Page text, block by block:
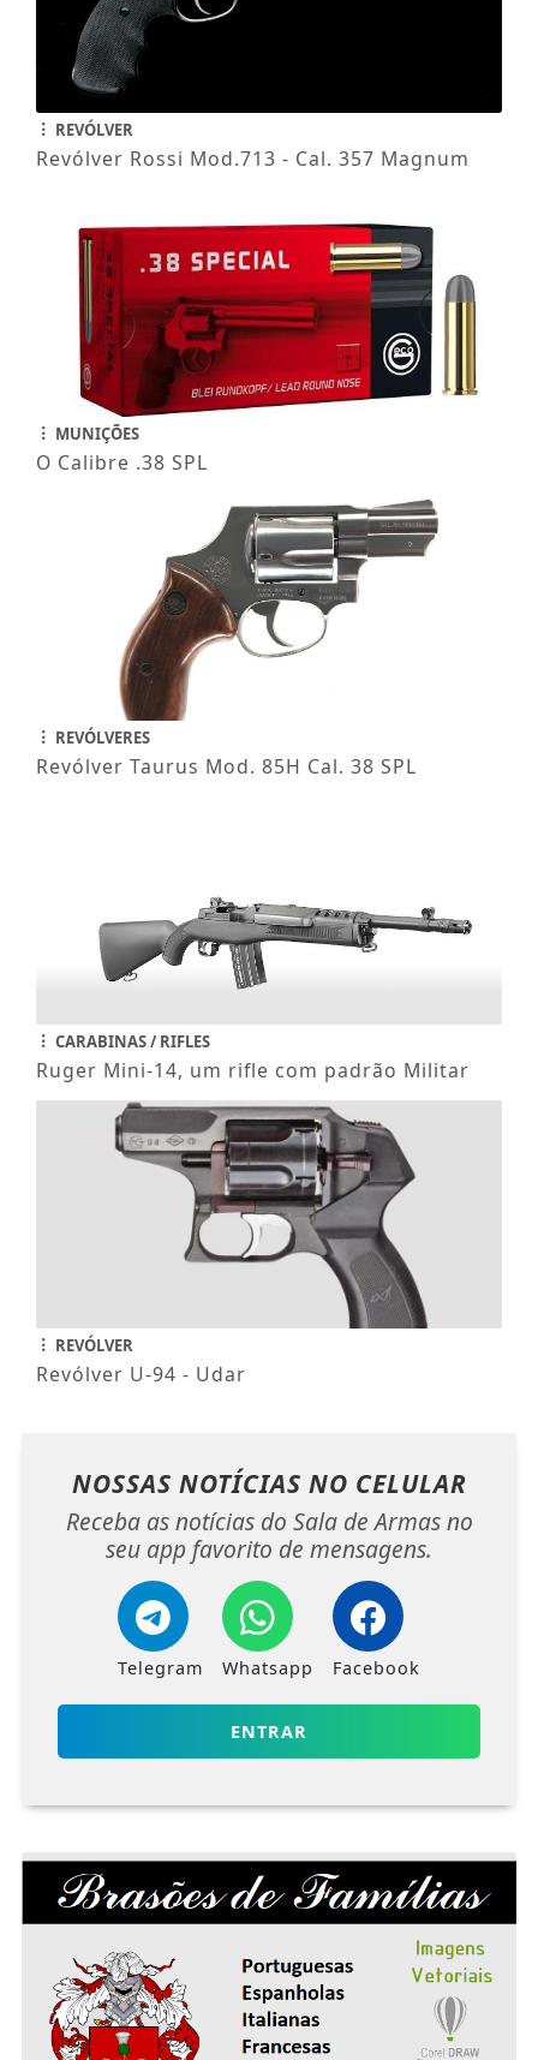
REVÓLVER
Revólver Rossi Mod.713 - Cal. 357 Magnum
MUNIÇÕES
O Calibre .38 SPL
REVÓLVERES
Revólver Taurus Mod. 85H Cal. 38 SPL
CARABINAS / RIFLES
Ruger Mini-14, um rifle com padrão Militar
REVÓLVER
Revólver U-94 - Udar
NOSSAS NOTÍCIAS NO CELULAR
Receba as notícias do Sala de Armas no
seu app favorito de mensagens.
Telegram Whatsapp Facebook
ENTRAR